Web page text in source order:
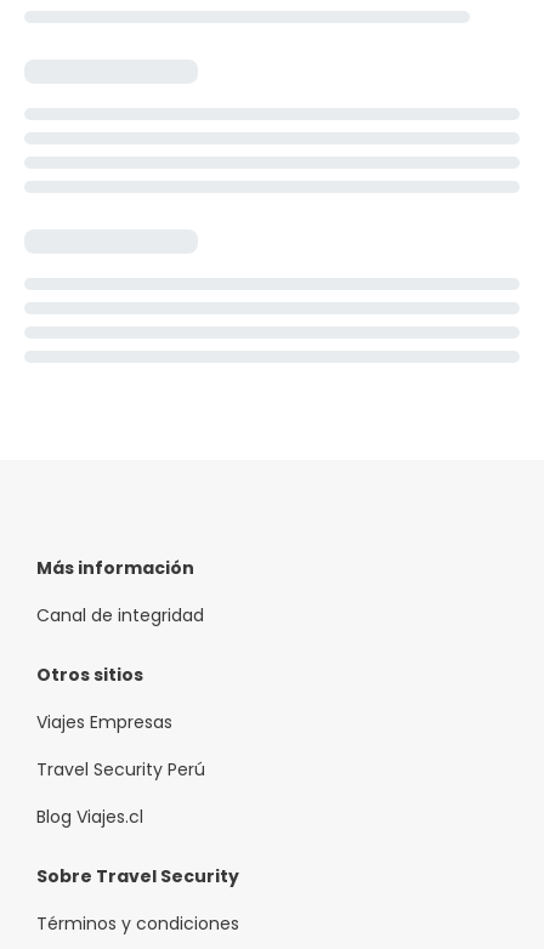
Más información
Canal de integridad
Otros sitios
Viajes Empresas
Travel Security Perú
Blog Viajes.cl
Sobre Travel Security
Términos y condiciones